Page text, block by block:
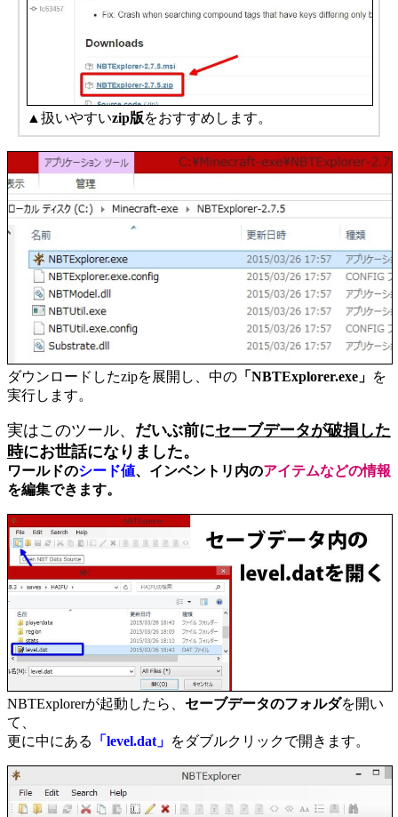
▲扱いやすいzip版をおすすめします。
ダウンロードしたzipを展開し、中の 「NBTExplorer.exe」 を
実行します。
実はこのツール、 だいぶ前にセーブデータが破損した
時にお世話になりました。
ワールドのシード値、インベントリ内のアイテムなどの情報
を編集できます。
NBTExplorerが起動したら、 セーブデータのフォルダを開い
て、
更に中にある
「level.dat」 をダブルクリックで開きます。